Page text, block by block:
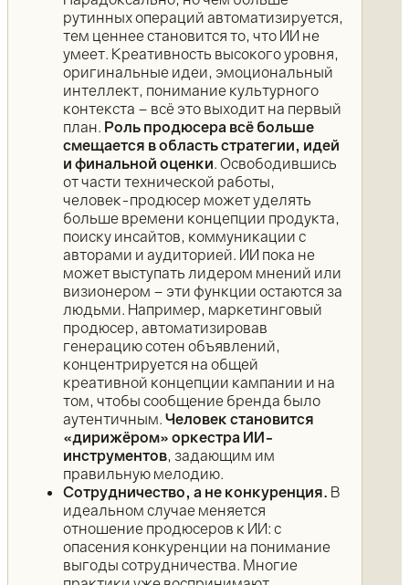
рутинных операций автоматизируется,
тем ценнее становится то, что ИИ не
умеет. Креативность высокого уровня,
оригинальные идеи, эмоциональный
интеллект, понимание культурного
контекста – всё это выходит на первый
план. Роль продюсера всё больше
смещается в область стратегии, идей
и финальной оценки. Освободившись
от части технической работы,
человек-продюсер может уделять
больше времени концепции продукта,
поиску инсайтов, коммуникации с
авторами и аудиторией. ИИ пока не
может выступать лидером мнений или
визионером – эти функции остаются за
людьми. Например, маркетинговый
продюсер, автоматизировав
генерацию сотен объявлений,
концентрируется на общей
креативной концепции кампании и на
том, чтобы сообщение бренда было
аутентичным. Человек становится
«дирижёром» оркестра ИИ-
инструментов, задающим им
правильную мелодию.
Сотрудничество, а не конкуренция. В
идеальном случае меняется
отношение продюсеров к ИИ: с
опасения конкуренции на понимание
выгоды сотрудничества. Многие